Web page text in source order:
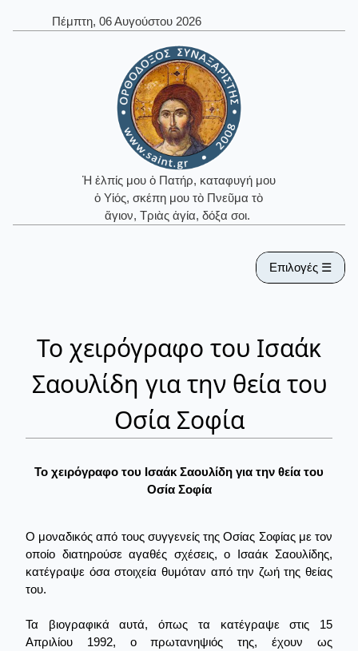
Πέμπτη, 06 Αυγούστου 2026
Ἡ ἐλπίς μου ὁ Πατήρ, καταφυγή μου
ὁ Υἱός, σκέπη μου τὸ Πνεῦμα τὸ
ἅγιον, Τριὰς ἁγία, δόξα σοι.
Επιλογές ☰
Το χειρόγραφο του Ισαάκ
Σαουλίδη για την θεία του
Οσία Σοφία
Το χειρόγραφο του Ισαάκ Σαουλίδη για την θεία του
Οσία Σοφία
Ο μοναδικός από τους συγγενείς της Οσίας Σοφίας με τον
οποίο διατηρούσε αγαθές σχέσεις, ο Ισαάκ Σαουλίδης,
κατέγραψε όσα στοιχεία θυμόταν από την ζωή της θείας
του.
Τα βιογραφικά αυτά, όπως τα κατέγραψε στις 15
Απριλίου 1992, ο πρωτανηψιός της, έχουν ως